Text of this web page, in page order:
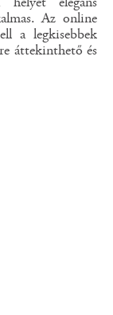
elegáns
Az online
a legkisebbek
áttekinthető és